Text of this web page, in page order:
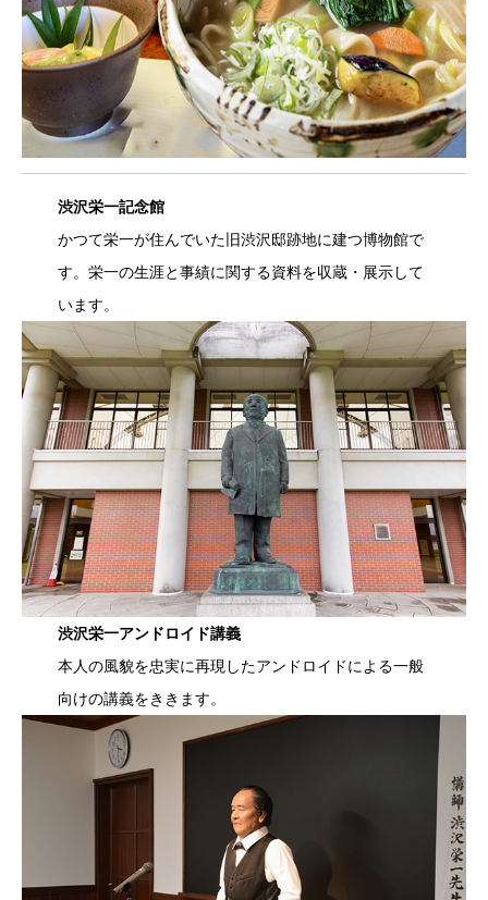
渋沢栄一記念館
かつて栄一が住んでいた旧渋沢邸跡地に建つ博物館で
す。栄一の生涯と事績に関する資料を収蔵・展示して
います。
渋沢栄一アンドロイド講義
本人の風貌を忠実に再現したアンドロイドによる一般
向けの講義をききます。